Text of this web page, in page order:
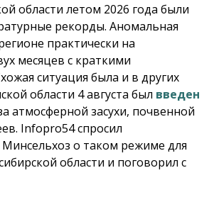
области летом 2026 года были
рекорды. Аномальная
практически на
месяцев с краткими
ситуация была и в других
области 4 августа был введен
атмосферной засухи, почвенной
Infopro54спросил
о таком режиме для
области и поговорил с